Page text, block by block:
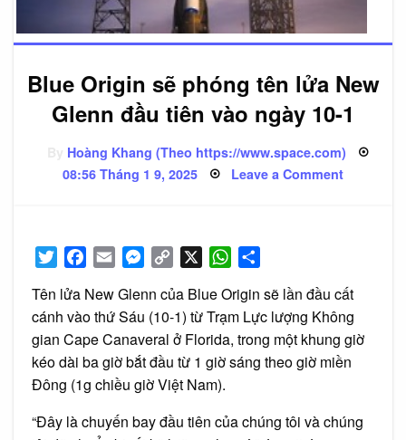
Blue Origin sẽ phóng tên lửa New
Glenn đầu tiên vào ngày 10-1
Hoàng Khang (Theo https://www.space.com)
Posted
on
08:56 Tháng 1 9, 2025 Leave a Commenton
Blue
đầu
tiên
vào
ngày
10-
1
TwitterFacebook
Email Messenger
Copy
WhatsApp
Tên lửa New Glenn của Blue Origin sẽ lần đầu cất
cánh vào thứ Sáu (10-1) từ Trạm Lực lượng Không
gian Cape Canaveral ở Florida, trong một khung giờ
kéo dài ba giờ bắt đầu từ 1 giờ sáng theo giờ miền
Đông (1g chiều giờ Việt Nam).
“Đây là chuyến bay đầu tiên của chúng tôi và chúng